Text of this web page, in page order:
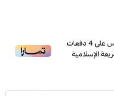
على4دفعات
الإسلامية